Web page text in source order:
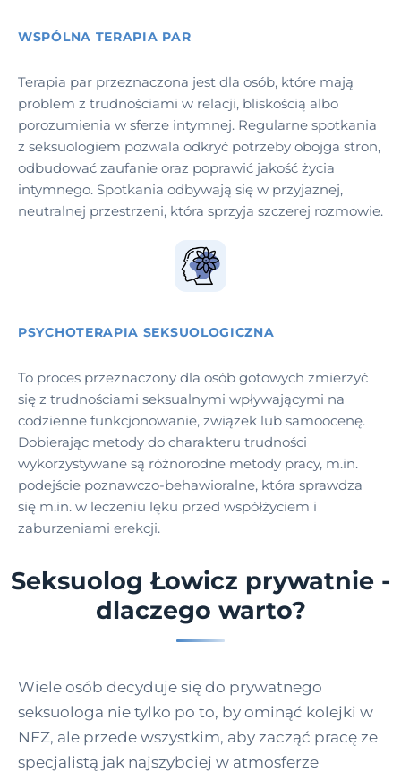
WSPÓLNA TERAPIA PAR
Terapia par przeznaczona jest dla osób, które mają
problem z trudnościami w relacji, bliskością albo
porozumienia w sferze intymnej. Regularne spotkania
z seksuologiem pozwala odkryć potrzeby obojga stron,
odbudować zaufanie oraz poprawić jakość życia
intymnego. Spotkania odbywają się w przyjaznej,
neutralnej przestrzeni, która sprzyja szczerej rozmowie.
PSYCHOTERAPIA SEKSUOLOGICZNA
To proces przeznaczony dla osób gotowych zmierzyć
się z trudnościami seksualnymi wpływającymi na
codzienne funkcjonowanie, związek lub samoocenę.
Dobierając metody do charakteru trudności
wykorzystywane są różnorodne metody pracy, m.in.
podejście poznawczo-behawioralne, która sprawdza
się m.in. w leczeniu lęku przed współżyciem i
zaburzeniami erekcji.
Seksuolog Łowicz prywatnie -
dlaczego warto?
Wiele osób decyduje się do prywatnego
seksuologa nie tylko po to, by ominąć kolejki w
NFZ, ale przede wszystkim, aby zacząć pracę ze
specjalistą jak najszybciej w atmosferze